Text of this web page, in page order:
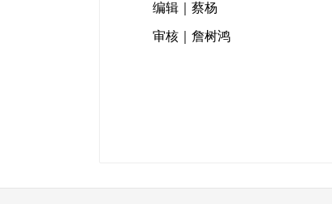
编辑｜蔡杨
审核｜詹树鸿